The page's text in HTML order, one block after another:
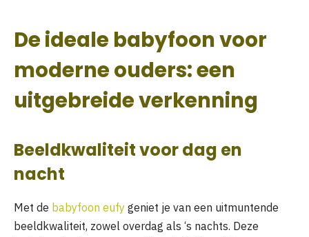
De ideale babyfoon voor
moderne ouders: een
uitgebreide verkenning
Beeldkwaliteit voor dag en
nacht
Met de babyfoon eufy geniet je van een uitmuntende
beeldkwaliteit, zowel overdag als ‘s nachts. Deze